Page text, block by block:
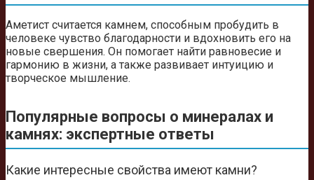
Аметист считается камнем, способным пробудить в
человеке чувство благодарности и вдохновить его на
новые свершения. Он помогает найти равновесие и
гармонию в жизни, а также развивает интуицию и
творческое мышление.
Популярные вопросы о минералах и
камнях: экспертные ответы
Какие интересные свойства имеют камни?